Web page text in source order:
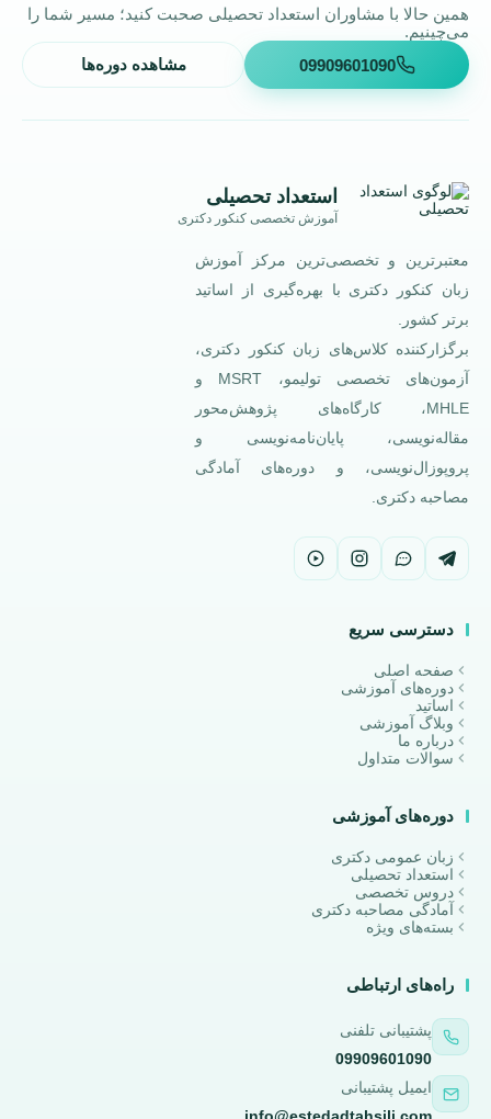
همین حالا با مشاوران استعداد تحصیلی صحبت کنید؛ مسیر شما را
می‌چینیم.
09909601090 مشاهده دوره‌ها
استعداد تحصیلی
آموزش تخصصی کنکور دکتری
معتبرترین و تخصصی‌ترین مرکز آموزش
زبان کنکور دکتری با بهره‌گیری از اساتید
برتر کشور.
برگزارکننده کلاس‌های زبان کنکور دکتری،
آزمون‌های تخصصی تولیمو، MSRT و
MHLE، کارگاه‌های پژوهش‌محور
مقاله‌نویسی، پایان‌نامه‌نویسی و
پروپوزال‌نویسی، و دوره‌های آمادگی
مصاحبه دکتری.
دسترسی سریع
صفحه اصلی
دوره‌های آموزشی
اساتید
وبلاگ آموزشی
درباره ما
سوالات متداول
دوره‌های آموزشی
زبان عمومی دکتری
استعداد تحصیلی
دروس تخصصی
آمادگی مصاحبه دکتری
بسته‌های ویژه
راه‌های ارتباطی
پشتیبانی تلفنی
09909601090
ایمیل پشتیبانی